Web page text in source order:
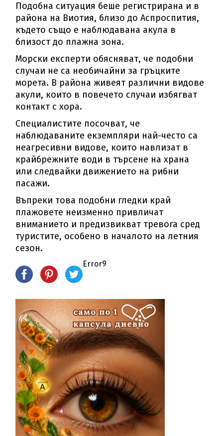
Подобна ситуация беше регистрирана и в
района на Виотия, близо до Аспроспития,
където също е наблюдавана акула в
близост до плажна зона.
Морски експерти обясняват, че подобни
случаи не са необичайни за гръцките
морета. В района живеят различни видове
акули, които в повечето случаи избягват
контакт с хора.
Специалистите посочват, че
наблюдаваните екземпляри най-често са
неагресивни видове, които навлизат в
крайбрежните води в търсене на храна
или следвайки движението на рибни
пасажи.
Въпреки това подобни гледки край
плажовете неизменно привличат
вниманието и предизвикват тревога сред
туристите, особено в началото на летния
сезон.
Error9